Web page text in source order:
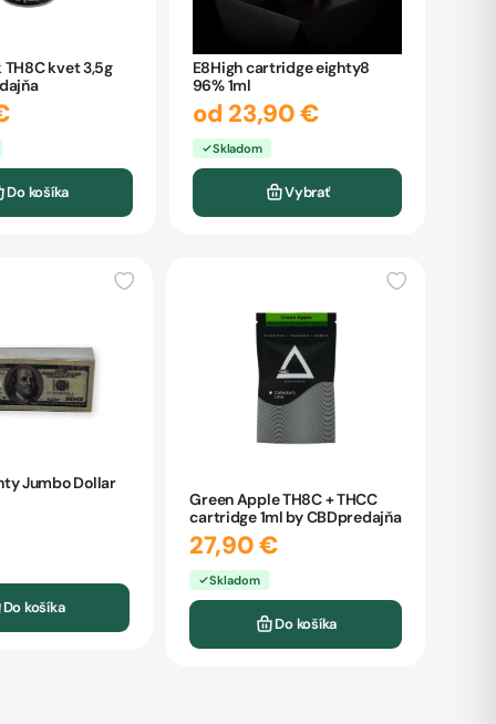
kvet 3,5g
Do košíka
E8High cartridge eighty8
96% 1ml
od 23,90 €
Skladom
Vybrať
Jumbo Dollar
Do košíka
Green Apple TH8C + THCC
cartridge 1ml by CBDpredajňa
27,90 €
Skladom
Do košíka